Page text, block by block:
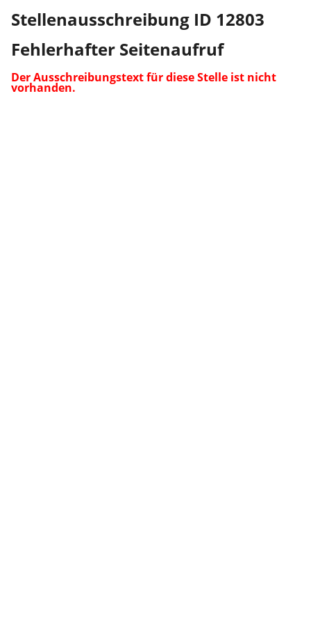
Stellenausschreibung ID 12803
Fehlerhafter Seitenaufruf
Der Ausschreibungstext für diese Stelle ist nicht
vorhanden.